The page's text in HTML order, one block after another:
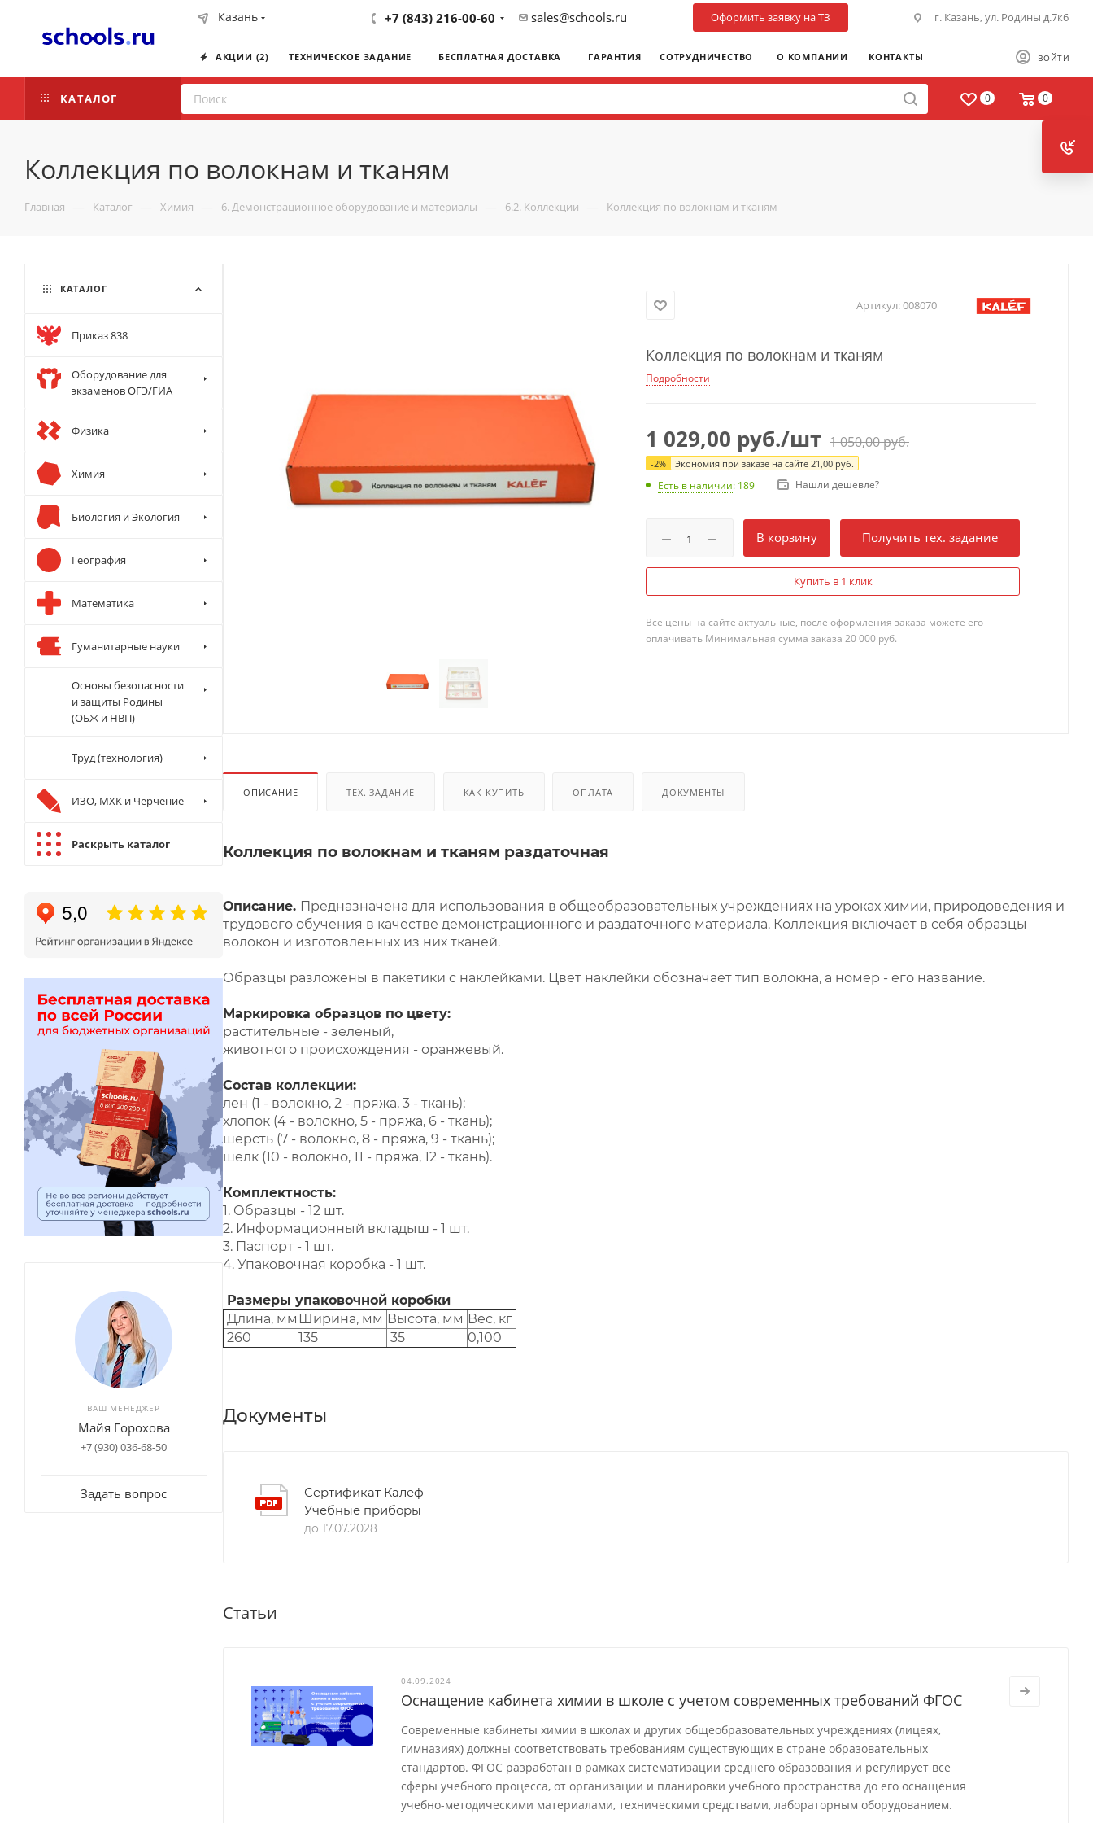
Казань +7 (843) 216-00-60 sales@schools.ru Оформить заявку на ТЗ г. Казань, ул. Родины д.7к6
ВОЙТИ
АКЦИИ (2) ТЕХНИЧЕСКОЕ ЗАДАНИЕ БЕСПЛАТНАЯ ДОСТАВКА ГАРАНТИЯ СОТРУДНИЧЕСТВО О КОМПАНИИ КОНТАКТЫ
0 0
КАТАЛОГ
Коллекция по волокнам и тканям
Главная — Каталог — Химия — 6. Демонстрационное оборудование и материалы — 6.2. Коллекции — Коллекция по волокнам и тканям
Артикул:008070
Коллекция по волокнам и тканям
Подробности
1 029,00 руб./шт 1 050,00руб.
-2% Экономия при заказе на сайте 21,00 руб.
Есть в наличии: 189 Нашли дешевле?
В корзину Получить тех. задание
Купить в 1 клик
Все цены на сайте актуальные, после оформления заказа можете его
оплачивать Минимальная сумма заказа 20 000 руб.
ОПИСАНИЕ ТЕХ. ЗАДАНИЕ КАК КУПИТЬ ОПЛАТА ДОКУМЕНТЫ
Коллекция по волокнам и тканям раздаточная
Описание. Предназначена для использования в общеобразовательных учреждениях на уроках химии, природоведения и
трудового обучения в качестве демонстрационного и раздаточного материала. Коллекция включает в себя образцы
волокон и изготовленных из них тканей.
Образцы разложены в пакетики с наклейками. Цвет наклейки обозначает тип волокна, а номер - его название.
Маркировка образцов по цвету:
растительные - зеленый,
животного происхождения - оранжевый.
Состав коллекции:
лен (1 - волокно, 2 - пряжа, 3 - ткань);
хлопок (4 - волокно, 5 - пряжа, 6 - ткань);
шерсть (7 - волокно, 8 - пряжа, 9 - ткань);
шелк (10 - волокно, 11 - пряжа, 12 - ткань).
Комплектность:
1. Образцы - 12 шт.
2. Информационный вкладыш - 1 шт.
3. Паспорт - 1 шт.
4. Упаковочная коробка - 1 шт.
Размеры упаковочной коробки
Длина, мм Ширина, мм Высота, мм Вес, кг
260
135 35 0,100
Документы
Сертификат Калеф —
Учебные приборы
до 17.07.2028
Статьи
04.09.2024
Оснащение кабинета химии в школе с учетом современных требований ФГОС
Современные кабинеты химии в школах и других общеобразовательных учреждениях (лицеях,
гимназиях) должны соответствовать требованиям существующих в стране образовательных
стандартов. ФГОС разработан в рамках систематизации среднего образования и регулирует все
сферы учебного процесса, от организации и планировки учебного пространства до его оснащения
учебно-методическими материалами, техническими средствами, лабораторным оборудованием.
КАТАЛОГ
Приказ 838
Оборудование для
экзаменов ОГЭ/ГИА
Физика
Химия
Биология и Экология
География
Математика
Гуманитарные науки
Основы безопасности
и защиты Родины
(ОБЖ и НВП)
Труд (технология)
ИЗО, МХК и Черчение
Раскрыть каталог
ВАШ МЕНЕДЖЕР
Майя Горохова
+7 (930) 036-68-50
Задать вопрос